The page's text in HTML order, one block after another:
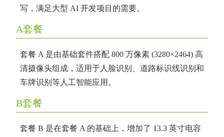
写，满足大型 AI 开发项目的需要。
A套餐
套餐 A 是由基础套件搭配 800 万像素 (3280×2464) 高
清摄像头组成，适用于人脸识别、道路标识线识别和
车牌识别等人工智能应用。
B套餐
套餐 B 是在套餐 A 的基础上，增加了 13.3 英寸电容